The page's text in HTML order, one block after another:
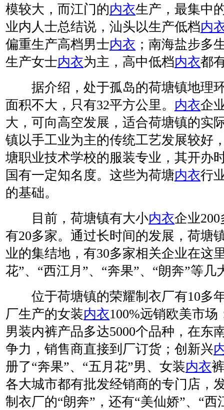
模较大，而江门的内衣生产，最集中
业内人士总结说，汕头以生产低档内
偏重生产高档男士内衣 ；南海盐步多
生产女士内衣为主，高中低档内衣都
据介绍，处于孤岛的荷塘镇地理
面积不大，只有32平方公里。 内衣企
大，可向高空发展，适合荷塘镇的实
镇以手工业为主的传统工艺发展较好
塘职业技术学校的服装专业，其开办
国有一定知名度。这些为荷塘内衣行
的基础。
目前，荷塘镇有大小内衣企业
有20多家。通过长时间的发展，荷塘
业的集结地，有30多家相关企业在这
花”、“西江月”、“奔果”、“朗奔”等
位于荷塘镇的荣耀制衣厂有10多
厂生产的女装内衣100%远销欧美市
男装内裤产品多达5000个品种，在东
争力，销售商直接到厂订货；创新兴
册了“奔果”、“五月花”男、女装内衣
各大城市都有批发经销商的专门店，
制衣厂的“朗奔”，还有“美仙娇”、“西